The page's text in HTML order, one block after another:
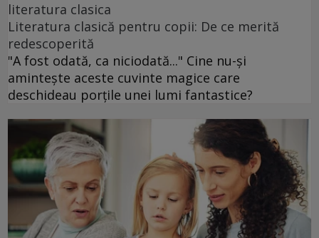
literatura clasica
Literatura clasică pentru copii: De ce merită
redescoperită
"A fost odată, ca niciodată..." Cine nu-și
amintește aceste cuvinte magice care
deschideau porțile unei lumi fantastice?